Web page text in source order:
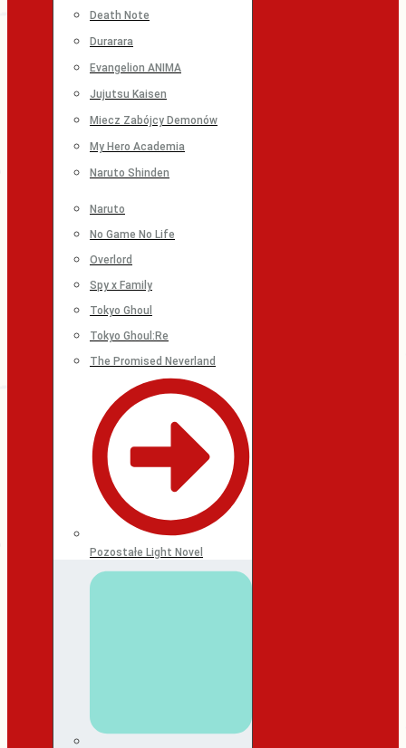
Death Note
Durarara
Evangelion ANIMA
Jujutsu Kaisen
Miecz Zabójcy Demonów
My Hero Academia
Naruto Shinden
Naruto
No Game No Life
Overlord
Spy x Family
Tokyo Ghoul
Tokyo Ghoul:Re
The Promised Neverland
Pozostałe Light Novel